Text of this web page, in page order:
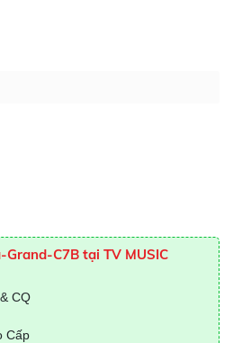
Grand-C7B tại TV MUSIC
CQ
Cấp